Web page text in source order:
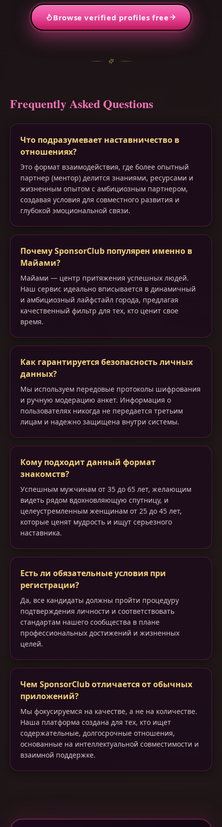
Browse verified profiles free
Frequently Asked Questions
Что подразумевает наставничество в
отношениях?
Это формат взаимодействия, где более опытный
партнер (ментор) делится знаниями, ресурсами и
жизненным опытом с амбициозным партнером,
создавая условия для совместного развития и
глубокой эмоциональной связи.
Почему SponsorClub популярен именно в
Майами?
Майами — центр притяжения успешных людей.
Наш сервис идеально вписывается в динамичный
и амбициозный лайфстайл города, предлагая
качественный фильтр для тех, кто ценит свое
время.
Как гарантируется безопасность личных
данных?
Мы используем передовые протоколы шифрования
и ручную модерацию анкет. Информация о
пользователях никогда не передается третьим
лицам и надежно защищена внутри системы.
Кому подходит данный формат
знакомств?
Успешным мужчинам от 35 до 65 лет, желающим
видеть рядом вдохновляющую спутницу, и
целеустремленным женщинам от 25 до 45 лет,
которые ценят мудрость и ищут серьезного
наставника.
Есть ли обязательные условия при
регистрации?
Да, все кандидаты должны пройти процедуру
подтверждения личности и соответствовать
стандартам нашего сообщества в плане
профессиональных достижений и жизненных
целей.
Чем SponsorClub отличается от обычных
приложений?
Мы фокусируемся на качестве, а не на количестве.
Наша платформа создана для тех, кто ищет
содержательные, долгосрочные отношения,
основанные на интеллектуальной совместимости и
взаимной поддержке.